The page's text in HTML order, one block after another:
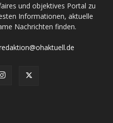
und objektives Portal zu
Informationen, aktuelle
Nachrichten finden.